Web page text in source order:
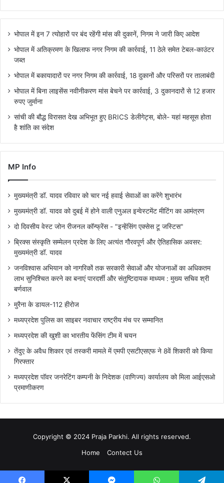
भोपाल में इन 7 त्योहारों पर बंद रहेंगी मांस की दुकानें, निगम ने जारी किए आदेश
भोपाल में अतिक्रमण के खिलाफ नगर निगम की कार्रवाई, 11 ठेले समेत टेबल-काउंटर
जब्त
भोपाल में बकायादारों पर नगर निगम की कार्रवाई, 18 दुकानों और परिसरों पर तालाबंदी
भोपाल में बिना लाइसेंस नवीनीकरण मांस बेचने पर कार्रवाई, 3 दुकानदारों से 12 हजार
रुपए जुर्माना
सांची की बौद्ध विरासत देख अभिभूत हुए BRICS डेलीगेट्स, बोले- यहां महसूस होता
है शांति का संदेश
MP Info
मुख्यमंत्री डॉ. यादव रविवार को चार नई हवाई सेवाओं का करेंगे शुभारंभ
मुख्यमंत्री डॉ. यादव को दुबई में होने वाली एनुअल इन्वेस्टमेंट मीटिंग का आमंत्रण
दो दिवसीय वेस्ट जोन रीजनल कॉन्फ्रेंस - "इन्हेंसिंग एक्सेस टू जस्टिस"
ब्रिक्स संस्कृति सम्मेलन प्रदेश के लिए अत्यंत गौरवपूर्ण और ऐतिहासिक अवसर:
मुख्यमंत्री डॉ. यादव
जनविश्वास अभियान को नागरिकों तक सरकारी सेवाओं और योजनाओं का अधिकतम
लाभ सुनिश्चित करने का बनाएं पारदर्शी और संतुष्टिदायक माध्यम : मुख्य सचिव श्री
बर्णवाल
मुरैना के डायल-112 हीरोज
मध्यप्रदेश पुलिस का साइबर नवाचार राष्ट्रीय मंच पर सम्मानित
मध्यप्रदेश की खुशी का भारतीय फेंसिंग टीम में चयन
तेंदुए के अवैध शिकार एवं तस्करी मामले में एमपी एसटीएसएफ ने 8वें शिकारी को किया
गिरफ्तार
मध्यप्रदेश पॉवर जनरेटिंग कम्पनी के निदेशक (वाणिज्य) कार्यालय को मिला आईएसओ
प्रमाणीकरण
Copyright © 2024 Praja Parkhi. All rights reserved.
Home
Contect Us